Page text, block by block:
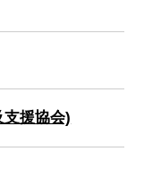
支援協会)